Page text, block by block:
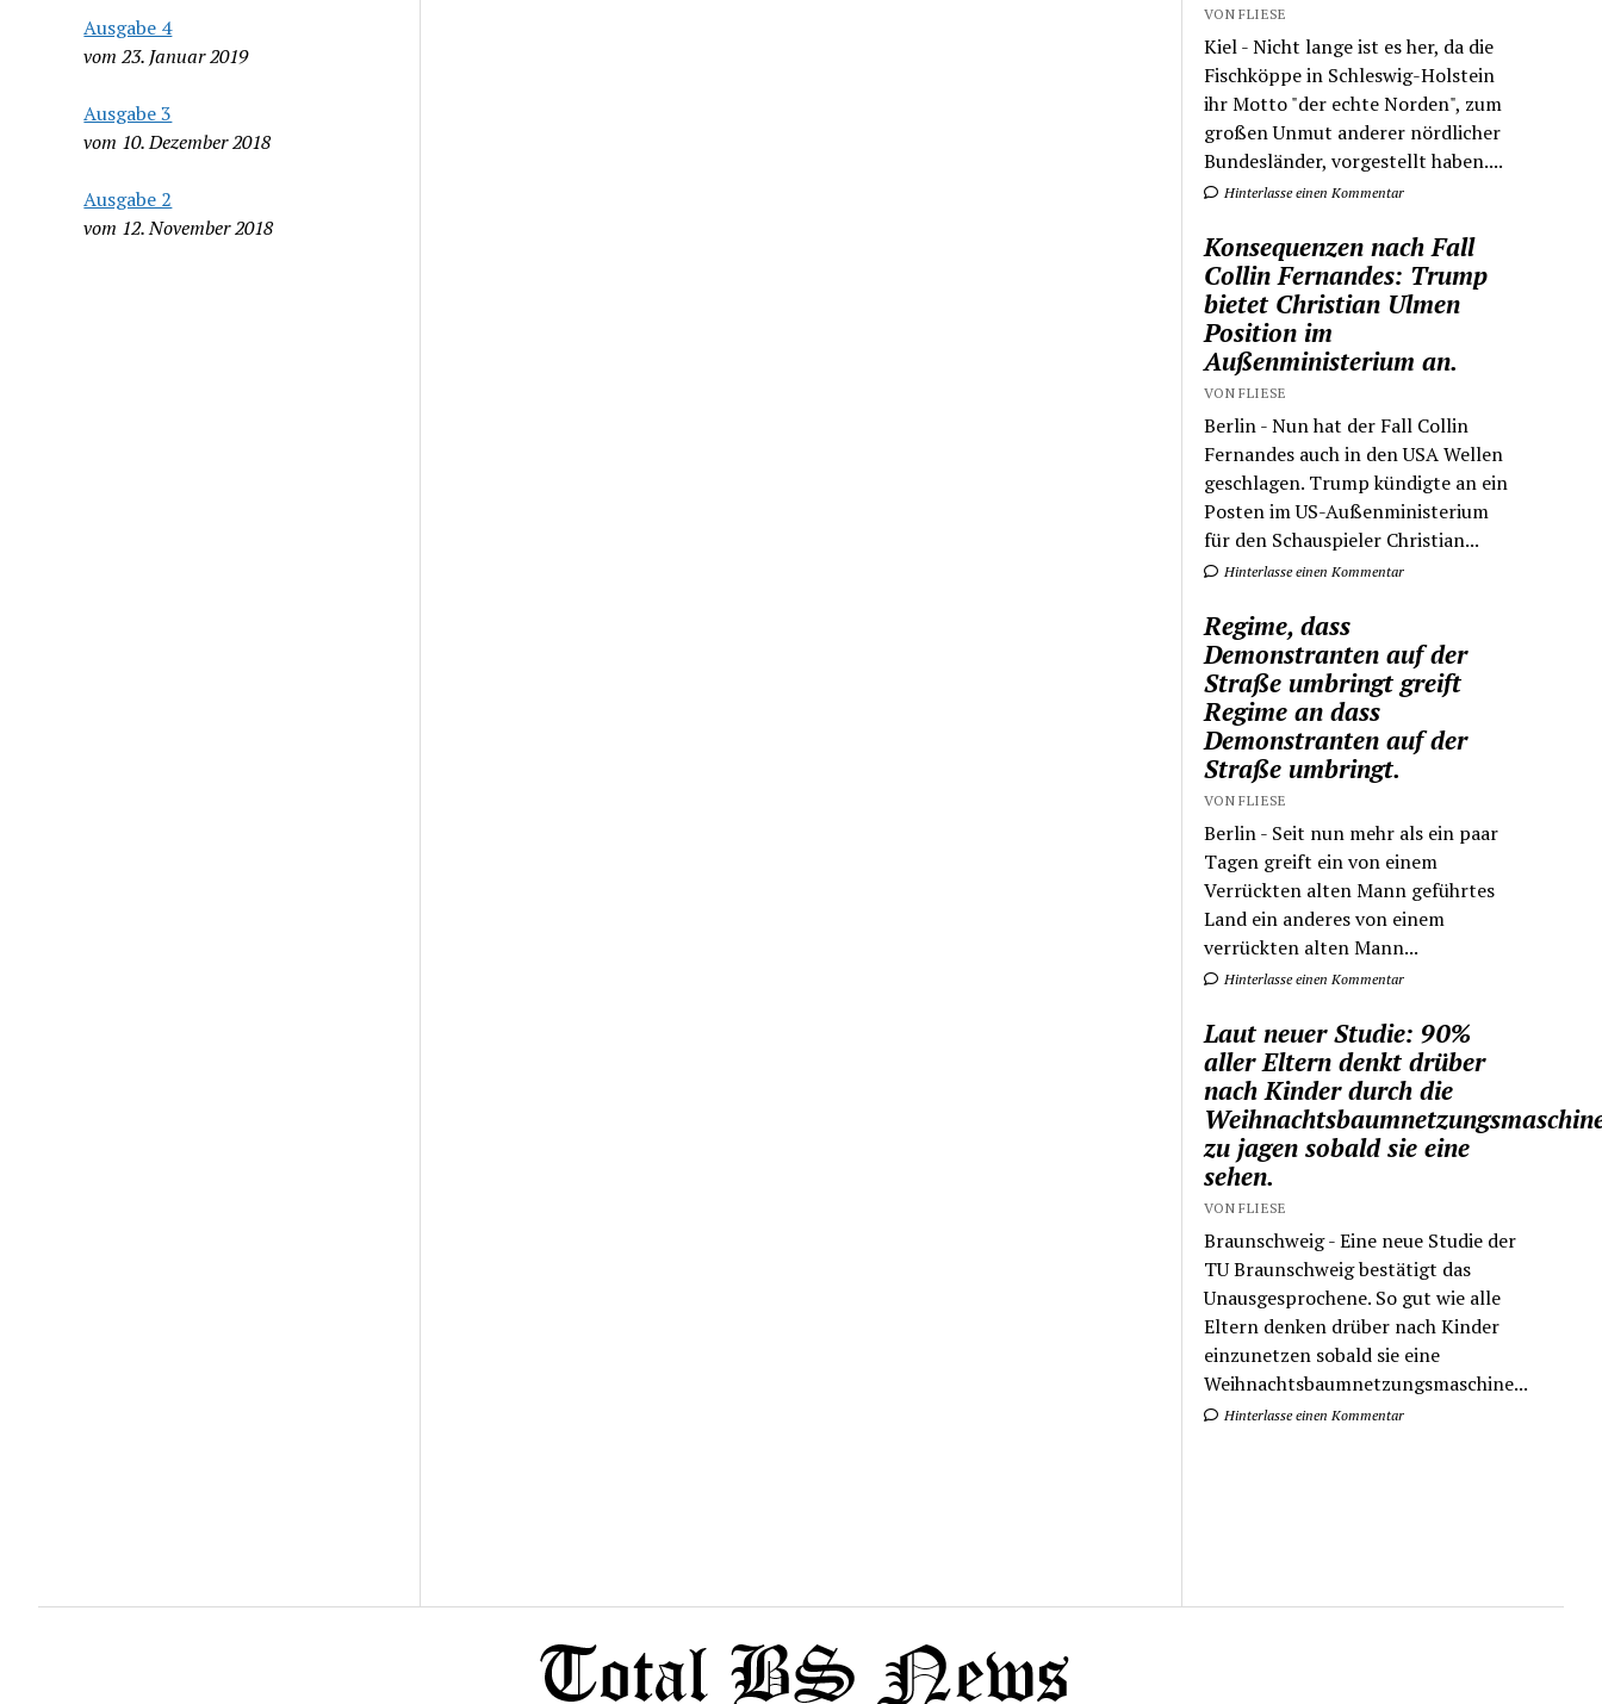
Ausgabe 4
vom 23. Januar 2019
Ausgabe 3
vom 10. Dezember 2018
Ausgabe 2
vom 12. November 2018
VON FLIESE
Kiel - Nicht lange ist es her, da die
Fischköppe in Schleswig-Holstein
ihr Motto "der echte Norden", zum
großen Unmut anderer nördlicher
Bundesländer, vorgestellt haben....
Hinterlasse einen Kommentar
Konsequenzen nach Fall
Collin Fernandes: Trump
bietet Christian Ulmen
Position im
Außenministerium an.
VON FLIESE
Berlin - Nun hat der Fall Collin
Fernandes auch in den USA Wellen
geschlagen. Trump kündigte an ein
Posten im US-Außenministerium
für den Schauspieler Christian...
Hinterlasse einen Kommentar
Regime, dass
Demonstranten auf der
Straße umbringt greift
Regime an dass
Demonstranten auf der
Straße umbringt.
VON FLIESE
Berlin - Seit nun mehr als ein paar
Tagen greift ein von einem
Verrückten alten Mann geführtes
Land ein anderes von einem
verrückten alten Mann...
Hinterlasse einen Kommentar
Laut neuer Studie: 90%
aller Eltern denkt drüber
nach Kinder durch die
zu jagen sobald sie eine
sehen.
VON FLIESE
Braunschweig - Eine neue Studie der
TU Braunschweig bestätigt das
Unausgesprochene. So gut wie alle
Eltern denken drüber nach Kinder
einzunetzen sobald sie eine
Weihnachtsbaumnetzungsmaschine...
Hinterlasse einen Kommentar